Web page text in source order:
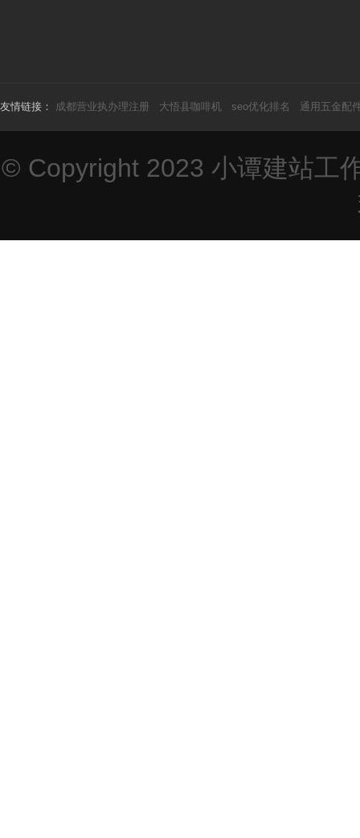
友情链接： 成都营业执办理注册 大悟县咖啡机 seo优化排名 通用五金配
© Copyright 2023 小谭建站工